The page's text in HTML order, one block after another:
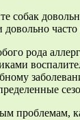
собак
рода